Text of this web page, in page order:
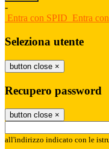
-
Entra con SPID Entra
Seleziona utente
button close ×
Recupero password
button close ×
all'indirizzo indicato con le